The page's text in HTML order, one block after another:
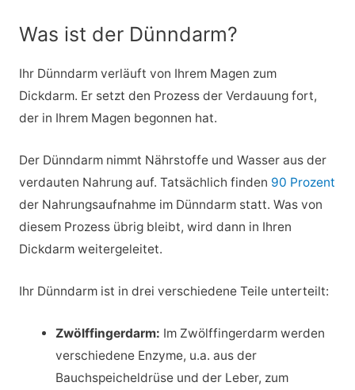
Was ist der Dünndarm?
Ihr Dünndarm verläuft von Ihrem Magen zum
Dickdarm. Er setzt den Prozess der Verdauung fort,
der in Ihrem Magen begonnen hat.
Der Dünndarm nimmt Nährstoffe und Wasser aus der
verdauten Nahrung auf. Tatsächlich finden 90 Prozent
der Nahrungsaufnahme im Dünndarm statt. Was von
diesem Prozess übrig bleibt, wird dann in Ihren
Dickdarm weitergeleitet.
Ihr Dünndarm ist in drei verschiedene Teile unterteilt:
Zwölffingerdarm: Im Zwölffingerdarm werden
verschiedene Enzyme, u.a. aus der
Bauchspeicheldrüse und der Leber, zum